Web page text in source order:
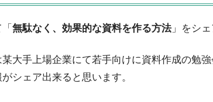
無駄なく、効果的な資料を作る方法 」をシ
大手上場企業にて若手向けに資料作成の勉
シェア出来ると思います。